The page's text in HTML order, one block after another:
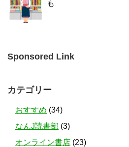
も
Sponsored Link
カテゴリー
おすすめ (34)
なんJ読書部 (3)
オンライン書店 (23)